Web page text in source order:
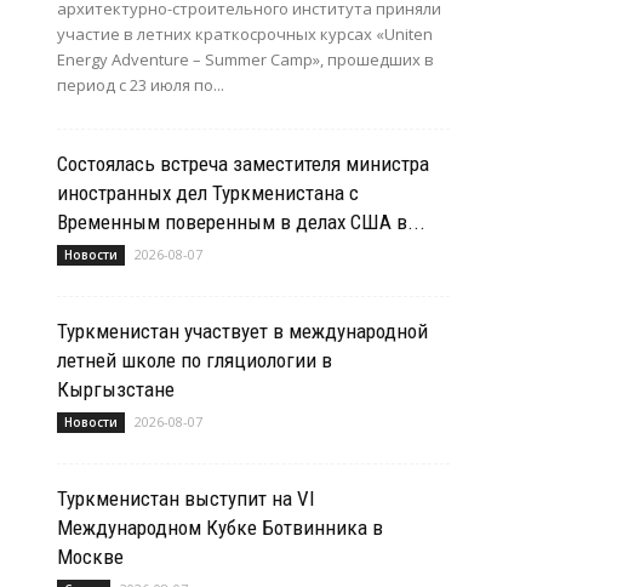
архитектурно-строительного института приняли
участие в летних краткосрочных курсах «Uniten
Energy Adventure – Summer Camp», прошедших в
период с 23 июля по...
Состоялась встреча заместителя министра
иностранных дел Туркменистана с
Временным поверенным в делах США в...
Новости 2026-08-07
Туркменистан участвует в международной
летней школе по гляциологии в
Кыргызстане
Новости 2026-08-07
Туркменистан выступит на VI
Международном Кубке Ботвинника в
Москве